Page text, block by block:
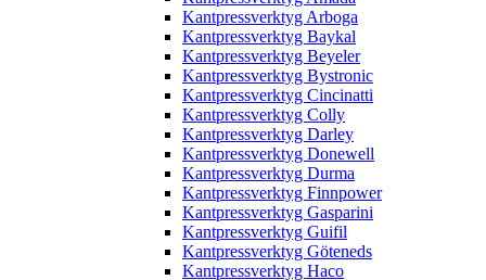
Kantpressverktyg Arboga
Kantpressverktyg Baykal
Kantpressverktyg Beyeler
Kantpressverktyg Bystronic
Kantpressverktyg Cincinatti
Kantpressverktyg Colly
Kantpressverktyg Darley
Kantpressverktyg Donewell
Kantpressverktyg Durma
Kantpressverktyg Finnpower
Kantpressverktyg Gasparini
Kantpressverktyg Guifil
Kantpressverktyg Göteneds
Kantpressverktyg Haco